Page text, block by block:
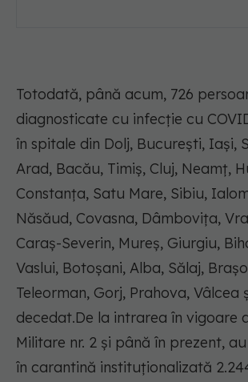
Totodată, până acum, 726
diagnosticate cu infecție cu
în spitale din Dolj, București, Iași,
Arad, Bacău, Timiș, Cluj, Neamț,
Constanța, Satu Mare, Sibiu,
Năsăud, Covasna, Dâmbovița,
Caraș-Severin, Mureș, Giurgiu,
Vaslui, Botoșani, Alba, Sălaj,
Teleorman, Gorj, Prahova, Vâlcea
decedat.De la intrarea în vigoare
Militare nr. 2 și până în prezent,
în carantină instituționalizată